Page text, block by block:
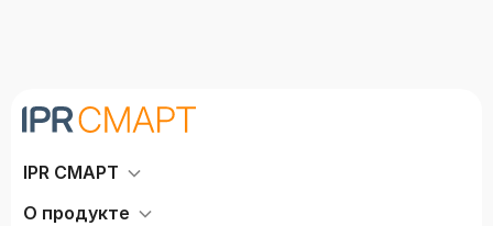
IPR СМАРТ
О продукте